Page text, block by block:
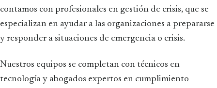
contamos con profesionales en gestión de crisis, que se
especializan en ayudar a las organizaciones a prepararse
y responder a situaciones de emergencia o crisis.
Nuestros equipos se completan con técnicos en
tecnología y abogados expertos en cumplimiento